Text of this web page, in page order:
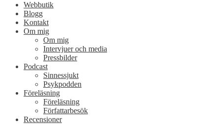
Webbutik
Blogg
Kontakt
Om mig
Om mig
Intervjuer och media
Pressbilder
Podcast
Sinnessjukt
Psykpodden
Föreläsning
Föreläsning
Författarbesök
Recensioner